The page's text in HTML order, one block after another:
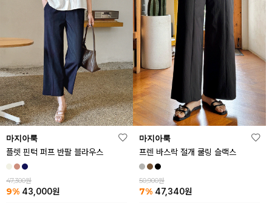
마지아룩
플렛 핀턱 퍼프 반팔 블라우스
47,300원
9% 43,000원
마지아룩
프렌 바스락 절개 쿨링 슬랙스
50,900원
7% 47,340원